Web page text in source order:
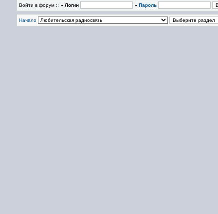
Войти в форум :: » Логин » Пароль
Начало